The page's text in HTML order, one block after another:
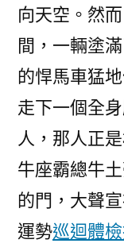
向天空。然
間，一輛塗
的悍馬車猛
走下一個全
人，那人正
牛座霸總牛
的門，大聲
運勢巡迴體